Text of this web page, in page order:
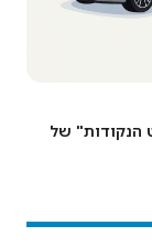
הנקודות" של